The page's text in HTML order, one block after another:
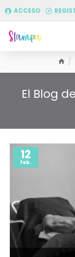
ACCESO
El Blog
12
feb.